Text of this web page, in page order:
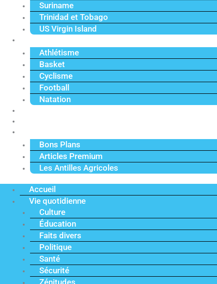
Suriname
Trinidad et Tobago
US Virgin Island
Athlétisme
Basket
Cyclisme
Football
Natation
Bons Plans
Articles Premium
Les Antilles Agricoles
Accueil
Vie quotidienne
Culture
Éducation
Faits divers
Politique
Santé
Sécurité
Zénitudes